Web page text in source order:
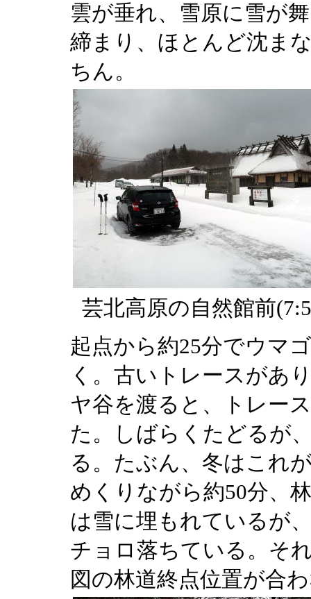
雲が垂れ、雪原に雪が
締まり、ほとんど沈ま
ちん。
芸北高原の自然館前
起点から約25分でウマ
く。古いトレースがあ
ヤ谷を渡ると、トレー
た。しばらくたどるが
る。たぶん、冬はこれ
めくりながら約50分、
は雪に埋もれているが
チョロ落ちている。そ
図の林道終点位置が合